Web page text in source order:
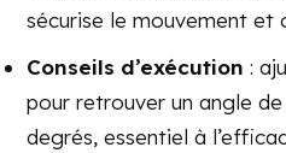
sécurise le mouvement et
Conseils d’exécution :
pour retrouver un angle
degrés, essentiel à